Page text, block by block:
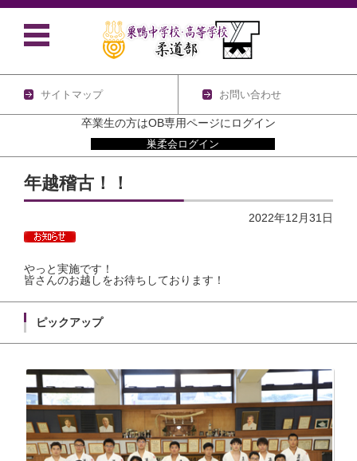
サイトマップ お問い合わせ
卒業生の方はOB専用ページにログイン
巣柔会ログイン
年越稽古！！
2022年12月31日
やっと実施です！
皆さんのお越しをお待ちしております！
ピックアップ